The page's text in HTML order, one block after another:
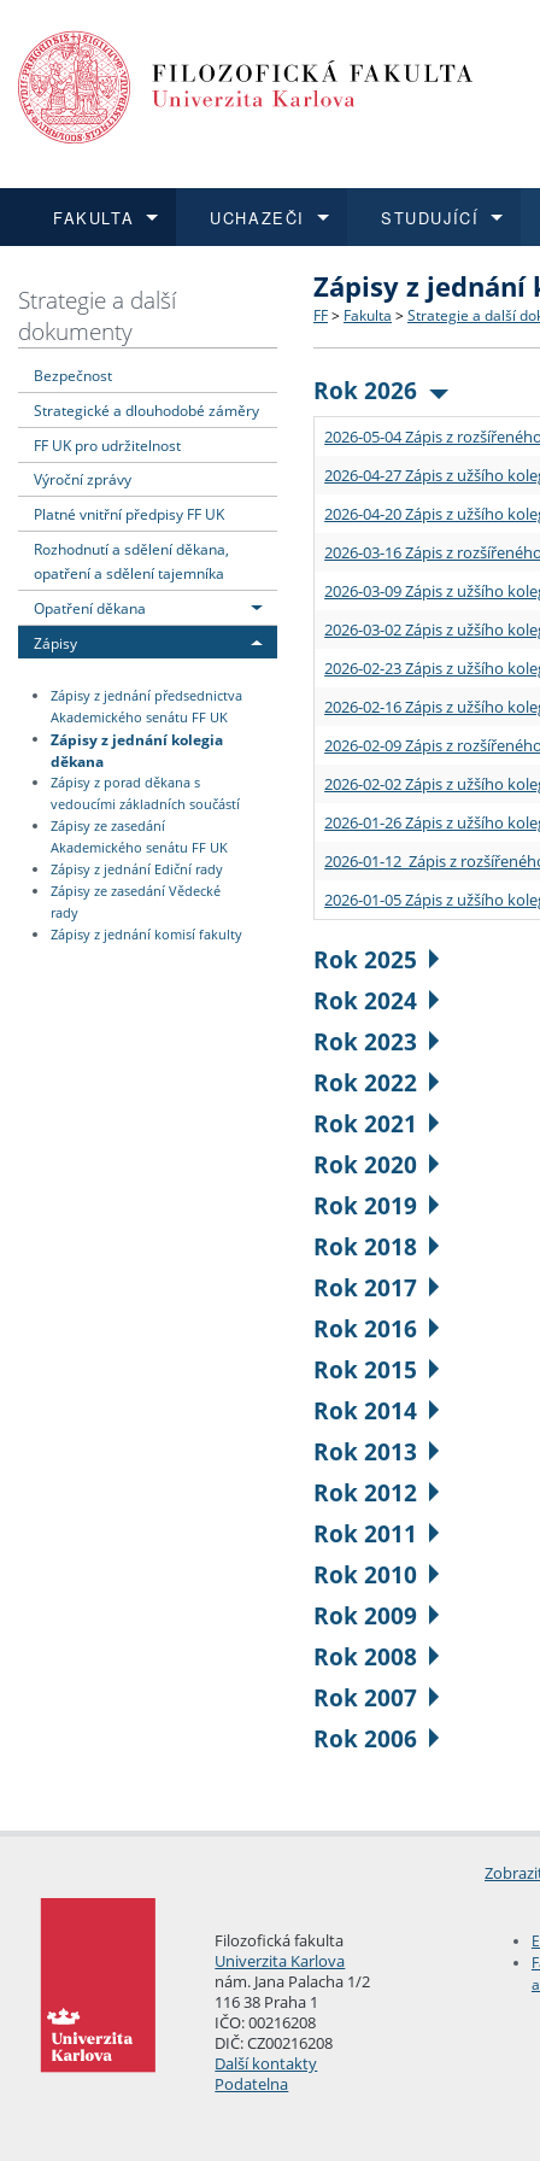
FAKULTA
Dozvědět se více
Struktura a historie
Strategie a další
Podpora a benefity pro
Absolventi fakulty
UCHAZEČI
Podat přihlášku
Co studovat a jak se
Učitelské studijní
Informace k průběhu
STUDUJÍCÍ
Dozvědět se více
Bakalářské a magisterské
Doktorské studium
Rigorózní řízení
Dozvědět se více
O vědě a výzkumu na FF
Akademické kvalifikace
Granty a projekty
Dozvědět se více
Aktuální nabídky a
Vyjíždějící studenti
Přijíždějící studenti
Vyjíždějící zaměstnanci
Strategie a další
dokumenty
Bezpečnost
Strategické a dlouhodobé záměry
FF UK pro udržitelnost
Výroční zprávy
Platné vnitřní předpisy FF UK
Rozhodnutí a sdělení děkana,
opatření a sdělení tajemníka
Opatření děkana
Zápisy
Zápisy z jednání předsednictva
Akademického senátu FF UK
Zápisy z jednání kolegia
děkana
Zápisy z porad děkana s
vedoucími základních součástí
Zápisy ze zasedání
Akademického senátu FF UK
Zápisy z jednání Ediční rady
Zápisy ze zasedání Vědecké
rady
Zápisy z jednání komisí fakulty
Zápisy z jednání
FF > Fakulta > Strategie a další
Rok 2026
2026-05-04 Zápis z
2026-04-27 Zápis z užšího
2026-04-20 Zápis z užšího
2026-03-16 Zápis z
2026-03-09 Zápis z užšího
2026-03-02 Zápis z užšího
2026-02-23 Zápis z užšího
2026-02-16 Zápis z užšího
2026-02-09 Zápis z
2026-02-02 Zápis z užšího
2026-01-26 Zápis z užšího
2026-01-12 Zápis z
2026-01-05 Zápis z užšího
Rok 2025
Rok 2024
Rok 2023
Rok 2022
Rok 2021
Rok 2020
Rok 2019
Rok 2018
Rok 2017
Rok 2016
Rok 2015
Rok 2014
Rok 2013
Rok 2012
Rok 2011
Rok 2010
Rok 2009
Rok 2008
Rok 2007
Rok 2006
Filozofická fakulta
Univerzita Karlova
nám. Jana Palacha 1/2
116 38 Praha 1
IČO: 00216208
DIČ: CZ00216208
Další kontakty
Podatelna